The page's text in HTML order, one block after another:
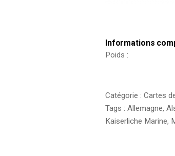
Informations
Poids
Catégorie : Cartes
Tags : Allemagne,
Kaiserliche Marine,